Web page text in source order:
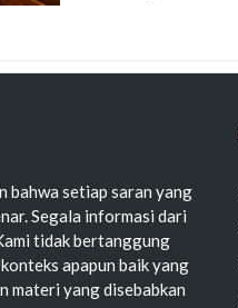
bahwa setiap saran yang
Segala informasi dari
tidak bertanggung
apapun baik yang
materi yang disebabkan